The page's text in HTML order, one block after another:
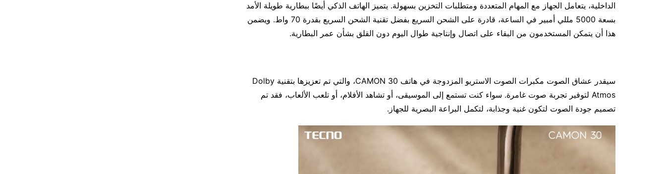
الداخلية، يتعامل الجهاز مع المهام المتعددة ومتطلبات التخزين بسهولة. يتميز الهاتف الذكي أيضًا ببطارية طويلة الأمد
بسعة 5000 مللي أمبير في الساعة، قادرة على الشحن السريع بفضل تقنية الشحن السريع بقدرة 70 واط. ويضمن
هذا أن يتمكن المستخدمون من البقاء على اتصال وإنتاجية طوال اليوم دون القلق بشأن عمر البطارية.
سيقدر عشاق الصوت مكبرات الصوت الاستريو المزدوجة في هاتف CAMON 30، والتي تم تعزيزها بتقنية Dolby
Atmos لتوفير تجربة صوت غامرة. سواء كنت تستمع إلى الموسيقى، أو تشاهد الأفلام، أو تلعب الألعاب، فقد تم
تصميم جودة الصوت لتكون غنية وجذابة، لتكمل البراعة البصرية للجهاز.